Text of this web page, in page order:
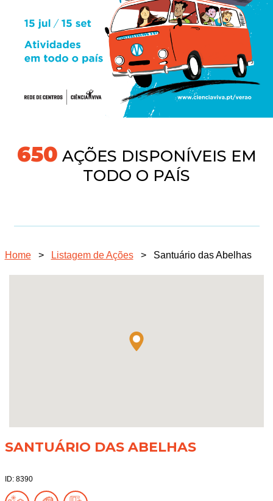
704 AÇÕES DISPONÍVEIS EM
TODO O PAÍS
Home > Listagem de Ações > Santuário das Abelhas
SANTUÁRIO DAS ABELHAS
ID: 8390